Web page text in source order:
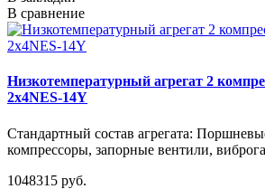
В сравнение
Низкотемпературный агрегат 2
2х4NES-14Y
Стандартный состав агрегата:
компрессоры, запорные вентили,
1048315 руб.